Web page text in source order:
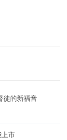
徒的新福音
市